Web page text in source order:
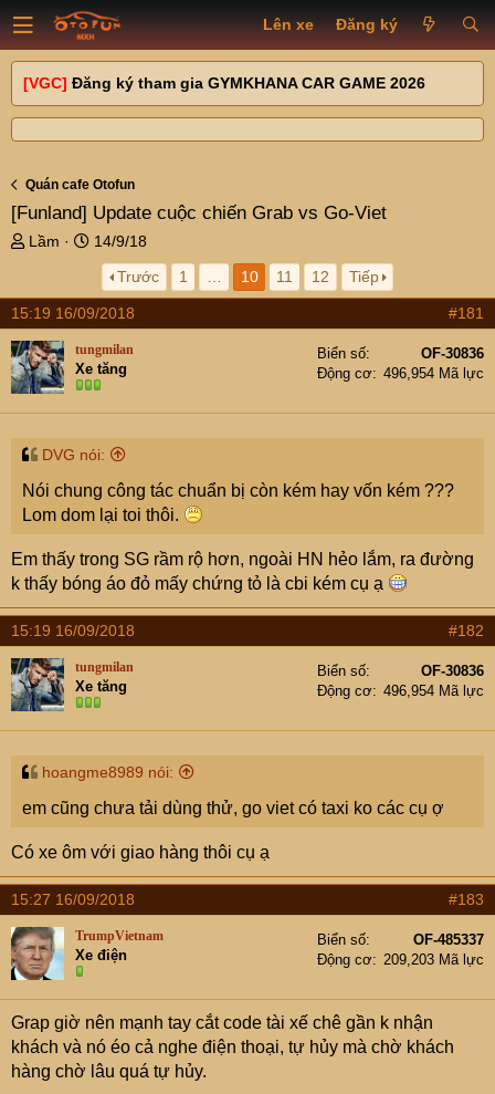
Lên xe Đăng ký
[VGC] Đăng ký tham gia GYMKHANA CAR GAME 2026
Quán cafe Otofun
[Funland] Update cuộc chiến Grab vs Go-Viet
T
e
a
d
s
t
t
r
Lầm
N
y
g
ử
14/9/18
Trước
1 10 11 12 Tiếp
15:19 16/09/2018 #181
tungmilan
Xe tăng
Biển số
OF-30836
Động cơ
496,954 Mã lực
DVG nói:
Nói chung công tác chuẩn bị còn kém hay vốn kém ???
Lom dom lại toi thôi.
Em thấy trong SG rầm rộ hơn, ngoài HN hẻo lắm, ra đường
k thấy bóng áo đỏ mấy chứng tỏ là cbi kém cụ ạ
15:19 16/09/2018 #182
tungmilan
Xe tăng
Biển số
OF-30836
Động cơ
496,954 Mã lực
hoangme8989 nói:
em cũng chưa tải dùng thử, go viet có taxi ko các cụ ợ
Có xe ôm với giao hàng thôi cụ ạ
15:27 16/09/2018 #183
TrumpVietnam
Xe điện
Biển số
OF-485337
Động cơ
209,203 Mã lực
Grap giờ nên mạnh tay cắt code tài xế chê gần k nhận
khách và nó éo cả nghe điện thoại, tự hủy mà chờ khách
hàng chờ lâu quá tự hủy.